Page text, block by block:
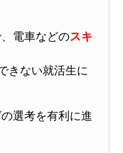
電車などのスキ
きない就活生に
選考を有利に進